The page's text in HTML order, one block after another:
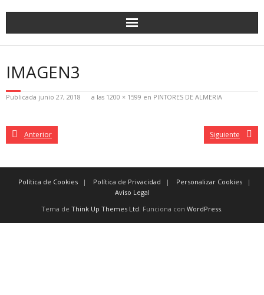
IMAGEN3
Publicada junio 27, 2018 a las 1200 × 1599 en PINTORES DE ALMERIA
Anterior Siguiente
Política de Cookies Política de Privacidad
Personalizar Cookies
Aviso Legal
Tema de Think Up Themes Ltd. Funciona con WordPress.